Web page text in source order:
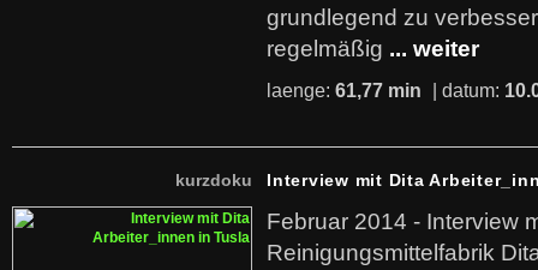
grundlegend zu
regelmäßig ... weiter
laenge: 61,77 min | datum:
kurzdoku Interview mit Dita
Februar 2014 - Interview
Reinigungsmittelfabrik